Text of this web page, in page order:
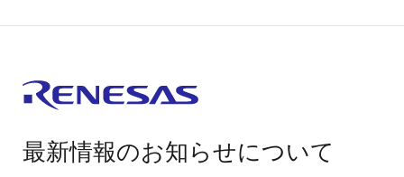
最新情報のお知らせについて